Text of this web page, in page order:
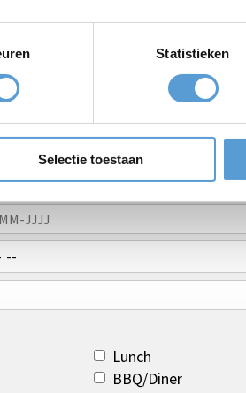
Statistieken
Selectie toestaan
Lunch
BBQ/Diner